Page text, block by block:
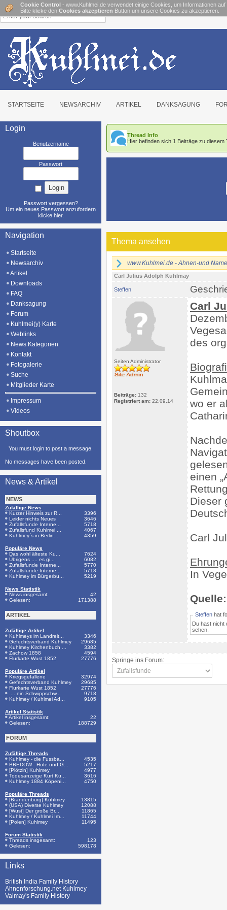
STARTSEITE NEWSARCHIV ARTIKEL DANKSAGUNG
Login
Benutzername
Passwort
Passwort vergessen?
Um ein neues Passwort anzufordern
klicke hier.
Navigation
Startseite
Newsarchiv
Artikel
Downloads
FAQ
Danksagung
Forum
Kuhlmei(y) Karte
Weblinks
News Kategorien
Kontakt
Fotogalerie
Suche
Mitglieder Karte
Impressum
Videos
Shoutbox
You must login to post a message.
No messages have been posted.
News & Artikel
NEWS
Zufällige News
Kurzer Hinweis zur R...
3396
Leider nichts Neues
3646
Zufallsfunde Interne...
5718
Zufallsfund Kuhlmei ...
4067
Kuhlmey´s in Berlin...
4359
Populäre News
Das wohl älteste Ku...
7624
Übrigens .... es gi...
6082
Zufallsfunde Interne...
5770
Zufallsfunde Interne...
5718
Kuhlmey im Bürgerbu...
5219
News Statistik
News insgesamt:
42
Gelesen:
171388
ARTIKEL
Zufällige Artikel
Kuhlmeys im Landreit...
3346
Gefechtsverband Kuhlmey
29685
Kuhlmey Kirchenbuch ...
3382
Zachow 1858
4594
Flurkarte Wust 1852
27776
Populäre Artikel
Kriegsgefallene
32974
Gefechtsverband Kuhlmey
29685
Flurkarte Wust 1852
27776
.... ein Schwippschw...
9718
Kuhlmey / Kuhlmei Ad...
9105
Artikel Statistik
Artikel insgesamt:
22
Gelesen:
188729
FORUM
Zufällige Threads
Kuhlmey - die Fussba...
4535
BREDOW - Höfe und G...
5217
[Plötzin] Kuhlmey
4977
Todesanzeige Kurt Ku...
3616
Kuhlmey 1884 Köpeni...
4750
Populäre Threads
[Brandenburg] Kuhlmey
13815
(USA) Diverse Kuhlmey
12088
[Wust] Der große Br...
11865
Kuhlmey / Kuhlmei Im...
11744
[Polen] Kuhlmey
11495
Forum Statistik
Threads insgesamt:
123
Gelesen:
598178
Links
British India Family History
Ahnenforschung.net Kuhlmey
Valmay's Family History
Thread Info
Hier befinden sich 1 Beiträge zu
Thema ansehen
www.Kuhlmei.de - Ahnen-und
Carl Julius Adolph Kuhlmay
Steffen
Seiten Administrator
Beiträge: 132
Registriert am: 22.09.14
Carl
des
wo er
einen
Dieser
Carl
In
Quelle:
Steffen hat
Du hast nicht
sehen.
Springe ins Forum:
Cookie Control - www.Kuhlmei.de verwendet einige Cookies, um Informationen
Bitte klicke den Cookies akzeptieren Button um unsere Cookies zu akzeptieren.